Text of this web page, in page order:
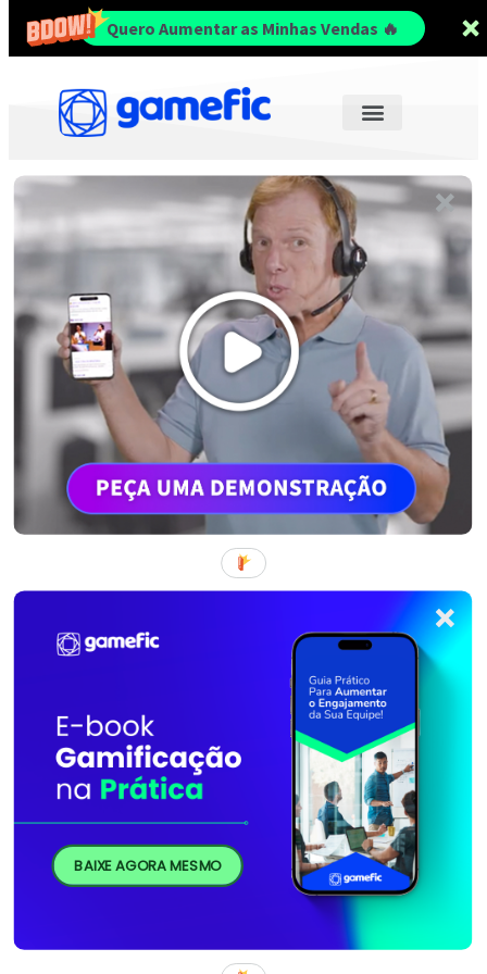
Quero Aumentar as Minhas Vendas 🔥
BAIXE AGORA MESMO